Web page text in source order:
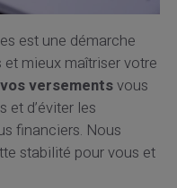
est une démarche
mieux maîtriser votre
versementsvous
et d’éviter les
financiers. Nous
stabilité pour vous et